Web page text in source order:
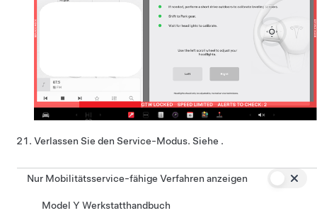
Verlassen Sie den Service-Modus. Siehe .
Nur Mobilitätsservice-fähige Verfahren anzeigen
Model Y Werkstatthandbuch